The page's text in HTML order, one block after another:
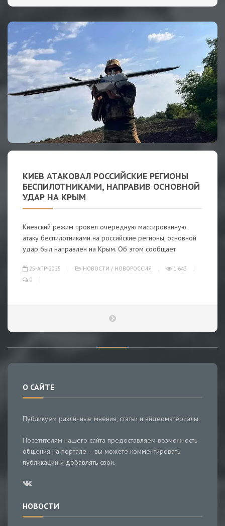
КИЕВ АТАКОВАЛ РОССИЙСКИЕ РЕГИОНЫ
БЕСПИЛОТНИКАМИ, НАПРАВИВ ОСНОВНОЙ
УДАР НА КРЫМ
Киевский режим провел очередную массированную
атаку беспилотниками на российские регионы, основной
удар был направлен на Крым. Об этом сообщает
25-АПР-2025 НОВОСТИ / НОВОРОССИЯ
1 643
0
О САЙТЕ
Публикуем различные мнения, статьи и видеоматериалы.
Посетителям нашего сайта предоставляем возможность
общения на портале – вы можете комментировать
публикации и добавлять свои.
НОВОСТИ